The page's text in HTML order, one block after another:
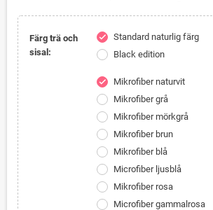
Färg trä och
sisal:
check
Standard naturlig färg
Black edition
check
Mikrofiber naturvit
Mikrofiber grå
Mikrofiber mörkgrå
Mikrofiber brun
Mikrofiber blå
Microfiber ljusblå
Mikrofiber rosa
Microfiber gammalrosa